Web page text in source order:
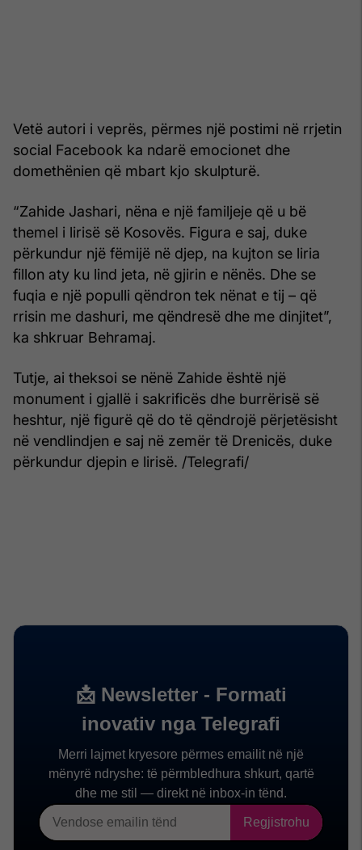
Vetë autori i veprës, përmes një postimi në rrjetin
social Facebook ka ndarë emocionet dhe
domethënien që mbart kjo skulpturë.
“Zahide Jashari, nëna e një familjeje që u bë
themel i lirisë së Kosovës. Figura e saj, duke
përkundur një fëmijë në djep, na kujton se liria
fillon aty ku lind jeta, në gjirin e nënës. Dhe se
fuqia e një populli qëndron tek nënat e tij – që
rrisin me dashuri, me qëndresë dhe me dinjitet”,
ka shkruar Behramaj.
Tutje, ai theksoi se nënë Zahide është një
monument i gjallë i sakrificës dhe burrërisë së
heshtur, një figurë që do të qëndrojë përjetësisht
në vendlindjen e saj në zemër të Drenicës, duke
përkundur djepin e lirisë. /Telegrafi/